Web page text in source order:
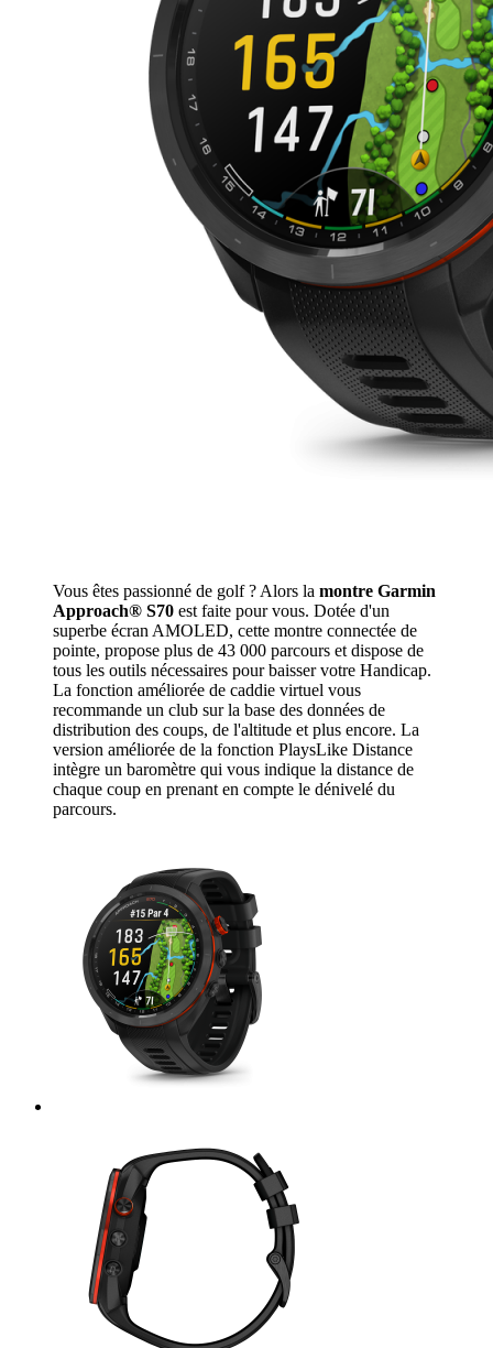
Vous êtes passionné de golf ? Alors la montre Garmin
Approach® S70 est faite pour vous. Dotée d'un
superbe écran AMOLED, cette montre connectée de
pointe, propose plus de 43 000 parcours et dispose de
tous les outils nécessaires pour baisser votre Handicap.
La fonction améliorée de caddie virtuel vous
recommande un club sur la base des données de
distribution des coups, de l'altitude et plus encore. La
version améliorée de la fonction PlaysLike Distance
intègre un baromètre qui vous indique la distance de
chaque coup en prenant en compte le dénivelé du
parcours.